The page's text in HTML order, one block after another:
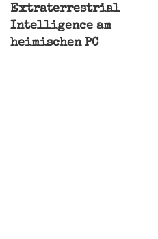
Extraterrestrial
Intelligence am
heimischen PC